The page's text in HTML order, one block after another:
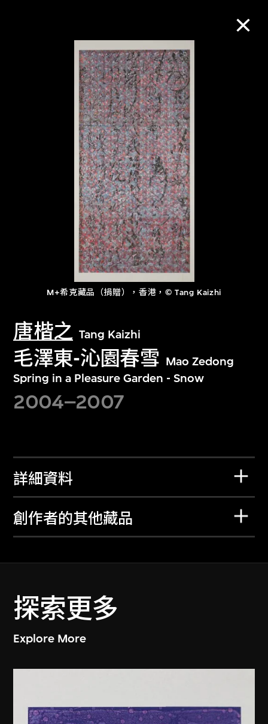
M+希克藏品（捐贈），香港，© Tang Kaizhi
唐楷之 Tang Kaizhi
毛澤東-沁園春雪 Mao Zedong
Spring in a Pleasure Garden - Snow
2004–2007
詳細資料
創作者的其他藏品
探索更多
Explore More
M+藏品
進一步篩選
關於M+藏品
探索世界頂級的二十及二十一世紀視覺
文化藏品。